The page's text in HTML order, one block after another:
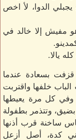
الدوا، لأ اخص
مفيش إلا خالد في
يالا.
بسعادة عندما
خلفها واقتربت
وفي كل مرة يعيطها
وتتذمر بطفولة
ساخنة قرب أذنها
كدة، أصل أزعل